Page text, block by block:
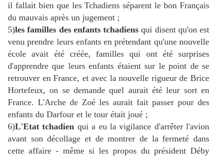
il fallait bien que les Tchadiens séparent le bon Français
du mauvais après un jugement ;
5)les familles des enfants tchadiens qui disent qu'on est
venu prendre leurs enfants en prétendant qu'une nouvelle
école avait été créée, familles qui ont été surprises
d'apprendre que leurs enfants étaient sur le point de se
retrouver en France, et avec la nouvelle rigueur de Brice
Hortefeux, on se demande quel aurait été leur sort en
France. L'Arche de Zoé les aurait fait passer pour des
enfants du Darfour et le tour était joué ;
6)L'Etat tchadien qui a eu la vigilance d'arrêter l'avion
avant son décollage et de montrer de la fermeté dans
cette affaire - même si les propos du président Déby